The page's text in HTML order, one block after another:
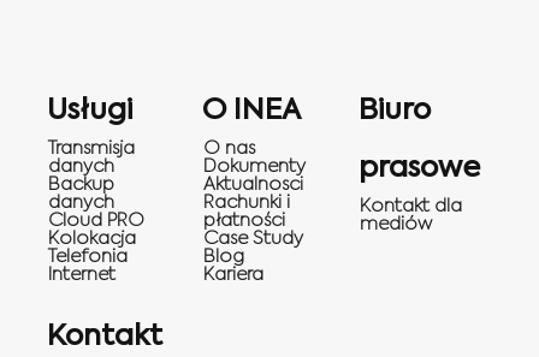
Usługi
Transmisja
danych
Backup
danych
Cloud PRO
Kolokacja
Telefonia
Internet
O INEA
O nas
Dokumenty
Aktualnosci
Rachunki i
płatności
Case Study
Blog
Kariera
Biuro
prasowe
Kontakt dla
mediów
Kontakt